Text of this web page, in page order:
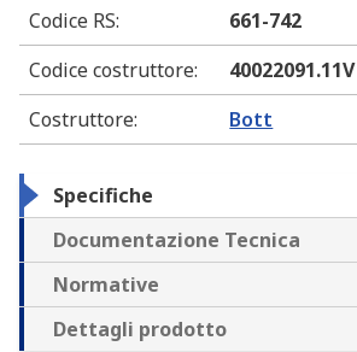
Codice RS:
661-742
Codice costruttore:
40022091.11V
Costruttore: Bott
Specifiche
Documentazione Tecnica
Normative
Dettagli prodotto